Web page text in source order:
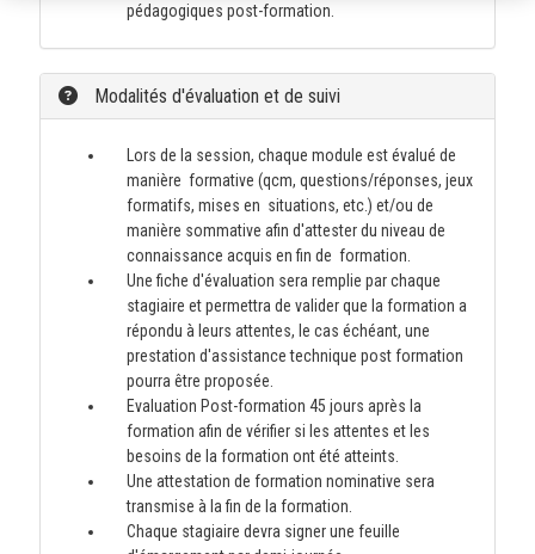
pédagogiques post-formation.
Modalités d'évaluation et de suivi
Lors de la session, chaque module est évalué de
manière formative (qcm, questions/réponses, jeux
formatifs, mises en situations, etc.) et/ou de
manière sommative afin d'attester du niveau de
connaissance acquis en fin de formation.
Une fiche d'évaluation sera remplie par chaque
stagiaire et permettra de valider que la formation a
répondu à leurs attentes, le cas échéant, une
prestation d'assistance technique post formation
pourra être proposée.
Evaluation Post-formation 45 jours après la
formation afin de vérifier si les attentes et les
besoins de la formation ont été atteints.
Une attestation de formation nominative sera
transmise à la fin de la formation.
Chaque stagiaire devra signer une feuille